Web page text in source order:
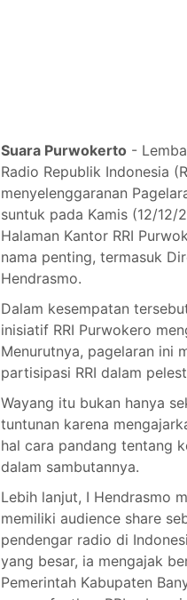
Suara Purwokerto -
Radio Republik Indonesia
menyelenggaranan
suntuk pada Kamis (12/
Halaman Kantor RRI
nama penting, termasuk
Hendrasmo.
Dalam kesempatan
inisiatif RRI Purwokero
Menurutnya, pagelaran ini
partisipasi RRI dalam
Wayang itu bukan hanya
tuntunan karena
hal cara pandang tentang
dalam sambutannya.
Lebih lanjut, I Hendrasmo
memiliki audience share
pendengar radio di
yang besar, ia mengajak
Pemerintah Kabupaten